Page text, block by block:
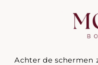
Achter de schermen